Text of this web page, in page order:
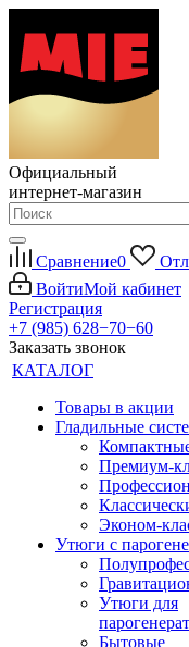
Официальный
интернет-магазин
Сравнение0
ВойтиМой кабинет
Регистрация
+7 (985) 628−70−60
Заказать звонок
КАТАЛОГ
Товары в акции
Гладильные
Премиум-
Эконом-
Утюги с
Утюги для
Бытовые